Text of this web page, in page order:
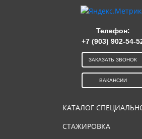
КАТАЛОГ
СТАЖИРОВКА
Телефон:
+7 (903) 902-54-
ЗАКАЗАТЬ ЗВОНОК
ВАКАНСИИ